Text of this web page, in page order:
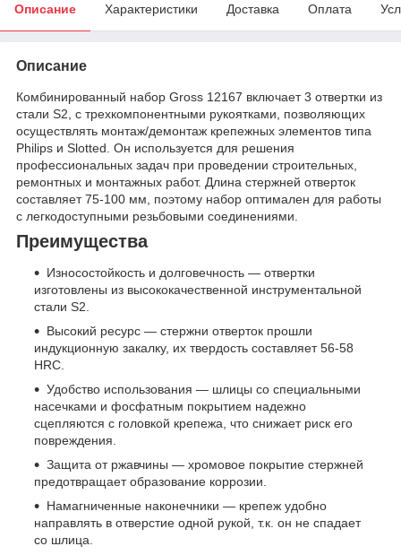
Описание Характеристики Доставка Оплата
Описание
Комбинированный набор Gross 12167 включает 3 отвертки из
стали S2, с трехкомпонентными рукоятками, позволяющих
осуществлять монтаж/демонтаж крепежных элементов типа
Philips и Slotted. Он используется для решения
профессиональных задач при проведении строительных,
ремонтных и монтажных работ. Длина стержней отверток
составляет 75-100 мм, поэтому набор оптимален для работы
с легкодоступными резьбовыми соединениями.
Преимущества
Износостойкость и долговечность — отвертки
изготовлены из высококачественной инструментальной
стали S2.
Высокий ресурс — стержни отверток прошли
индукционную закалку, их твердость составляет 56-58
HRC.
Удобство использования — шлицы со специальными
насечками и фосфатным покрытием надежно
сцепляются с головкой крепежа, что снижает риск его
повреждения.
Защита от ржавчины — хромовое покрытие стержней
предотвращает образование коррозии.
Намагниченные наконечники — крепеж удобно
направлять в отверстие одной рукой, т.к. он не спадает
со шлица.